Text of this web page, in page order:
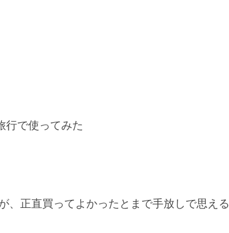
行で使ってみた
、正直買ってよかったとまで手放しで思える